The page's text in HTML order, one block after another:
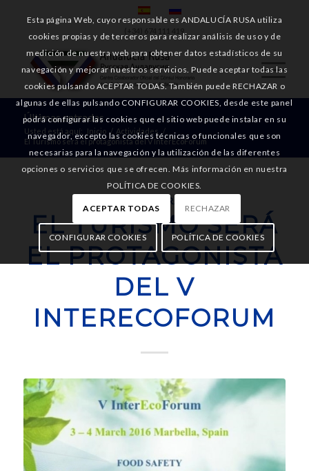
Últimas entradas
Usted está aquí: Inicio / Actividades
/
El Turismo será el protagonista del V InterEcoForum
GENERAL
EL TURISMO SERÁ
EL PROTAGONISTA
DEL V
INTERECOFORUM
Esta página Web, cuyo responsable es ANDALUCÍA RUSA utiliza
cookies propias y de terceros para realizar análisis de uso y de
medición de nuestra web para obtener datos estadísticos de su
navegación y mejorar nuestros servicios. Puede aceptar todas las
cookies pulsando ACEPTAR TODAS. También puede RECHAZAR o
algunas de ellas pulsando CONFIGURAR COOKIES, desde este panel
podrá configurar las cookies que el sitio web puede instalar en su
navegador, excepto las cookies técnicas o funcionales que son
necesarias para la navegación y la utilización de las diferentes
opciones o servicios que se ofrecen. Más información en nuestra
POLÍTICA DE COOKIES.
ACEPTAR TODAS RECHAZAR
CONFIGURAR COOKIES POLÍTICA DE COOKIES